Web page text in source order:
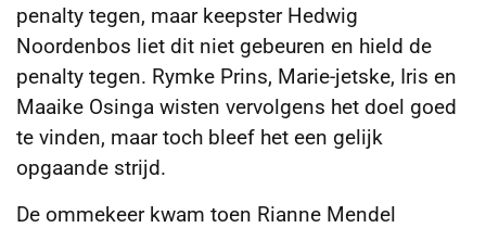
penalty tegen, maar keepster Hedwig
Noordenbos liet dit niet gebeuren en hield de
penalty tegen. Rymke Prins, Marie-jetske, Iris en
Maaike Osinga wisten vervolgens het doel goed
te vinden, maar toch bleef het een gelijk
opgaande strijd.
De ommekeer kwam toen Rianne Mendel